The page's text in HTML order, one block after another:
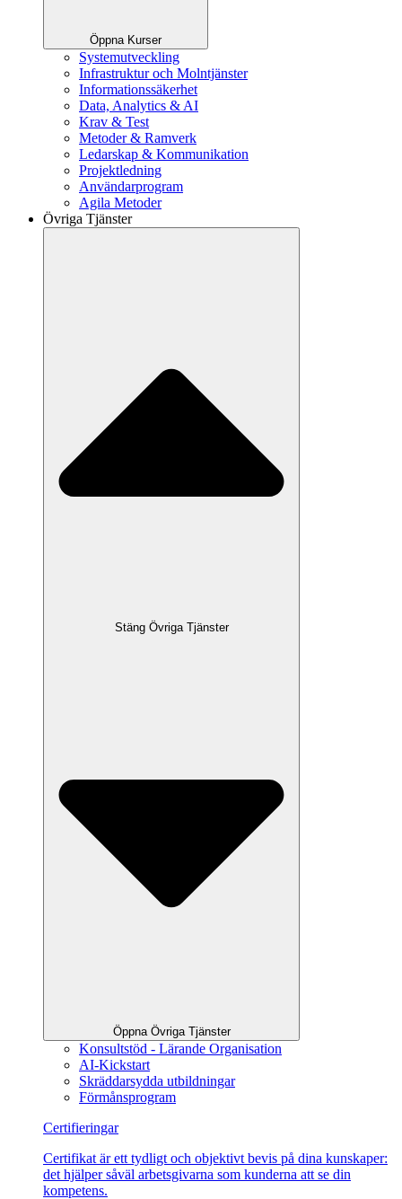
Öppna Kurser
Systemutveckling
Infrastruktur och Molntjänster
Informationssäkerhet
Data, Analytics & AI
Krav & Test
Metoder & Ramverk
Ledarskap & Kommunikation
Projektledning
Användarprogram
Agila Metoder
Övriga Tjänster
Stäng Övriga Tjänster
Öppna Övriga Tjänster
Konsultstöd - Lärande Organisation
AI-Kickstart
Skräddarsydda utbildningar
Förmånsprogram
Certifieringar
Certifikat är ett tydligt och objektivt bevis på dina kunskaper:
det hjälper såväl arbetsgivarna som kunderna att se din
kompetens.